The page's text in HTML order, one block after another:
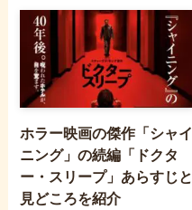
ホラー映画の傑作「シャイ
ニング」の続編「ドクタ
ー・スリープ」あらすじと
見どころを紹介